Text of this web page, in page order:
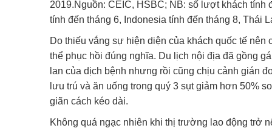
2019.Nguồn: CEIC, HSBC; NB: số lượt khách
tính đến tháng 6, Indonesia tính đến tháng 8, Thái
Do thiếu vắng sự hiện diện của khách quốc tế
thể phục hồi đúng nghĩa. Du lịch nội địa đã gồng
lan của dịch bệnh nhưng rồi cũng chịu cảnh gián
lưu trú và ăn uống trong quý 3 sụt giảm hơn 50%
giãn cách kéo dài.
Không quá ngạc nhiên khi thị trường lao động trở